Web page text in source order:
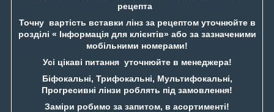
рецепта
Точну вартість вставки лінз за рецептом уточнюйте в
розділі « Інформація для клієнтів» або за зазначеними
мобільними номерами!
Усі цікаві питання уточнюйте в менеджера!
Біфокальні, Трифокальні, Мультифокальні,
Прогресивні лінзи роблять під замовлення!
Заміри робимо за запитом, в асортименті!